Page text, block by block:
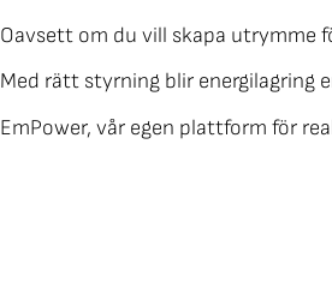
Oavsett om du vill skapa utrymme
Med rätt styrning blir energilagring
EmPower, vår egen plattform för